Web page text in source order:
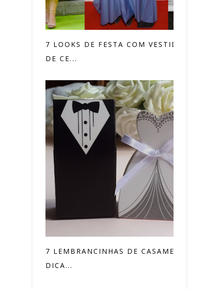
7 LOOKS DE FESTA COM VESTIDOS
DE CE...
7 LEMBRANCINHAS DE CASAMENTO -
DICA...